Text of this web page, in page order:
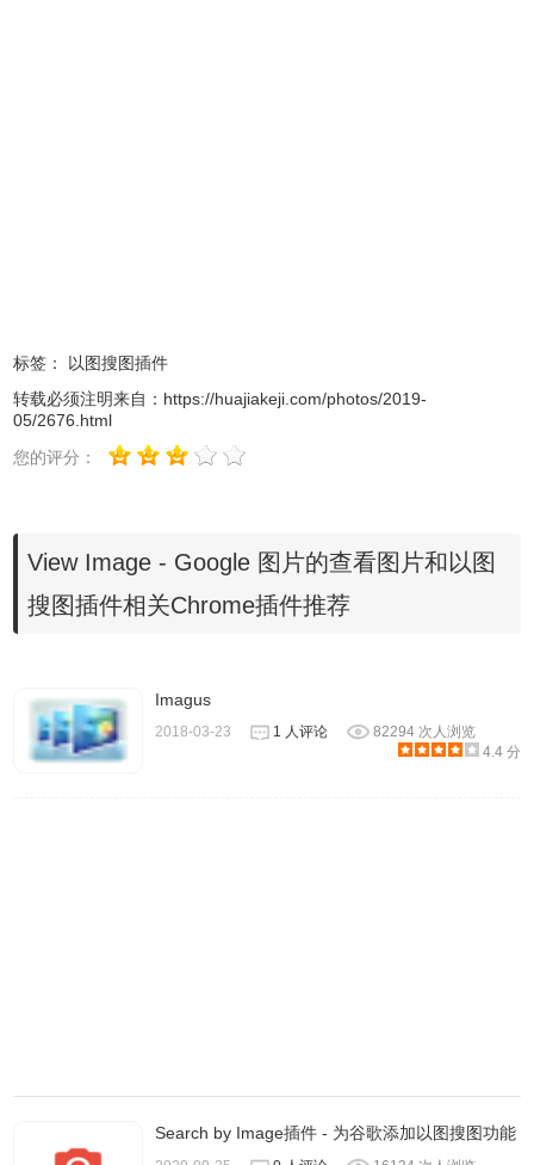
标签：
以图搜图插件
转载必须注明来自： https://huajiakeji.com/photos/2019-
05/2676.html
您的评分：
View Image - Google 图片的查看图片和以图
搜图插件相关Chrome插件推荐
Imagus
2018-03-23 1 人评论
82294 次人浏览
4.4 分
Search by Image插件 - 为谷歌添加以图搜图功能